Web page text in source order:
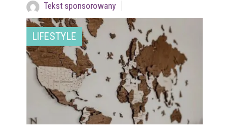
Tekst sponsorowany
LIFESTYLE